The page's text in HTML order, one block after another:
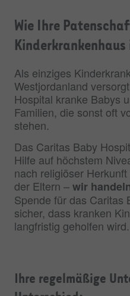
Wie Ihre
Als einziges
Westjordanland
Hospital kranke Babys
Familien, die sonst oft
stehen.
Das Caritas Baby
Hilfe auf höchstem
nach religiöser
der Eltern –wir
Spende für das Caritas
sicher, dass kranken
langfristig geholfen wird.
Ihre regelmäßige